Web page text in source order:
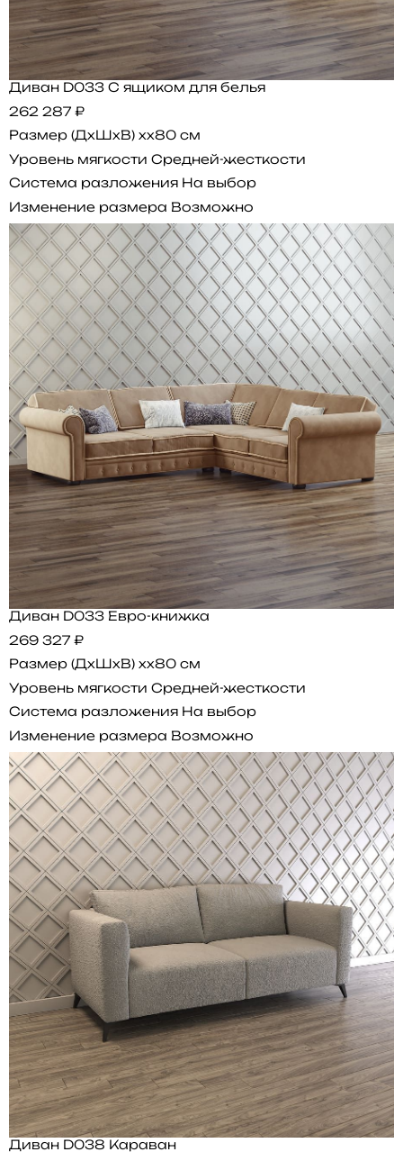
Диван D033 С ящиком для белья
262 287 ₽
Размер (ДхШхВ) xx80 см
Уровень мягкости Средней-жесткости
Система разложения На выбор
Изменение размера Возможно
Диван D033 Евро-книжка
269 327 ₽
Размер (ДхШхВ) xx80 см
Уровень мягкости Средней-жесткости
Система разложения На выбор
Изменение размера Возможно
Диван D038 Караван